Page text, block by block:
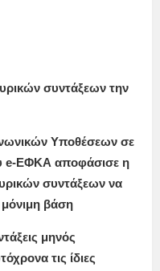
συντάξεων την
Υποθέσεων σε
e-ΕΦΚΑ αποφάσισε η
συντάξεων να
μόνιμη βάση
μηνός
τις ίδιες